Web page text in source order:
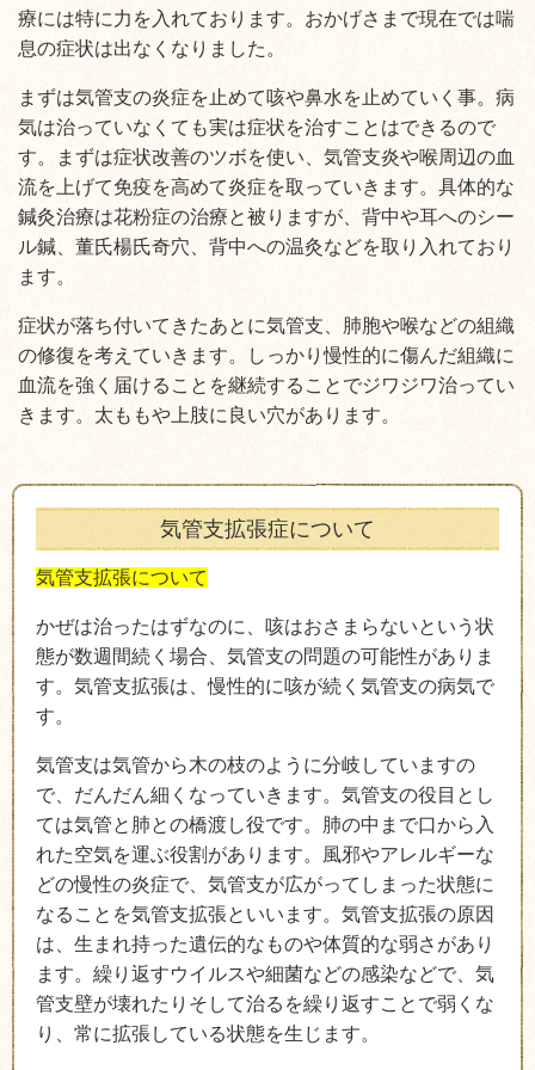
療には特に力を入れております。おかげさまで現在では喘
息の症状は出なくなりました。
まずは気管支の炎症を止めて咳や鼻水を止めていく事。病
気は治っていなくても実は症状を治すことはできるので
す。まずは症状改善のツボを使い、気管支炎や喉周辺の血
流を上げて免疫を高めて炎症を取っていきます。具体的な
鍼灸治療は花粉症の治療と被りますが、背中や耳へのシー
ル鍼、董氏楊氏奇穴、背中への温灸などを取り入れており
ます。
症状が落ち付いてきたあとに気管支、肺胞や喉などの組織
の修復を考えていきます。しっかり慢性的に傷んだ組織に
血流を強く届けることを継続することでジワジワ治ってい
きます。太ももや上肢に良い穴があります。
気管支拡張症について
気管支拡張について
かぜは治ったはずなのに、咳はおさまらないという状
態が数週間続く場合、気管支の問題の可能性がありま
す。気管支拡張は、慢性的に咳が続く気管支の病気で
す。
気管支は気管から木の枝のように分岐していますの
で、だんだん細くなっていきます。気管支の役目とし
ては気管と肺との橋渡し役です。肺の中まで口から入
れた空気を運ぶ役割があります。風邪やアレルギーな
どの慢性の炎症で、気管支が広がってしまった状態に
なることを気管支拡張といいます。気管支拡張の原因
は、生まれ持った遺伝的なものや体質的な弱さがあり
ます。繰り返すウイルスや細菌などの感染などで、気
管支壁が壊れたりそして治るを繰り返すことで弱くな
り、常に拡張している状態を生じます。